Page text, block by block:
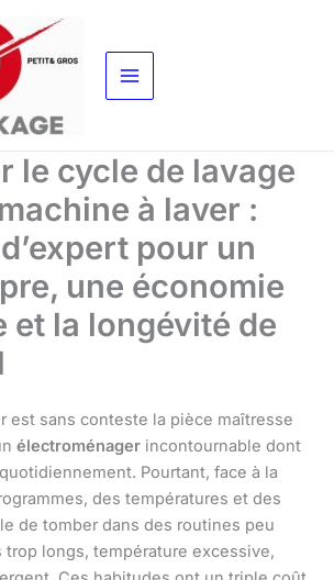
le cycle de lavage
à laver :
pour un
une économie
et la longévité de
est sans conteste la pièce maîtresse
électroménager incontournable dont
Pourtant, face à la
des températures et des
de tomber dans des routines peu
trop longs, température excessive,